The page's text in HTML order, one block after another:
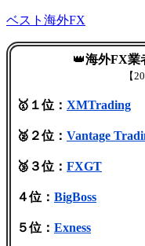
ベスト海外FX
👑海外FX業
【
🥇１位： XMTrading
🥈２位： Vantage
🥉３位： FXGT
４位： BigBoss
５位： Exness